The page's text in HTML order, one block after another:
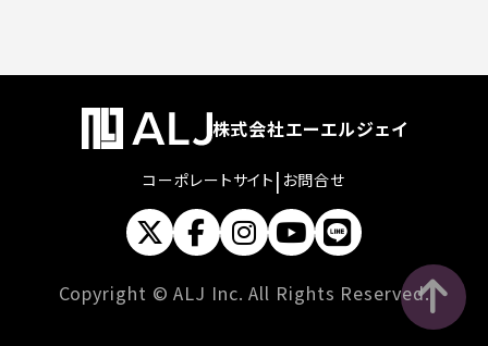
株式会社エーエルジェイ
コーポレートサイト | お問合せ
Copyright © ALJ Inc. All Rights Reserved.